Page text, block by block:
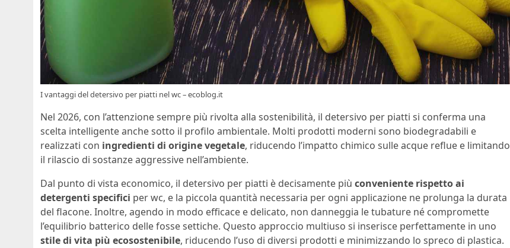
I vantaggi del detersivo per piatti nel wc – ecoblog.it
Nel 2026, con l’attenzione sempre più rivolta alla sostenibilità, il detersivo per piatti si conferma una
scelta intelligente anche sotto il profilo ambientale. Molti prodotti moderni sono biodegradabili e
realizzati con ingredienti di origine vegetale, riducendo l’impatto chimico sulle acque reflue e limitando
il rilascio di sostanze aggressive nell’ambiente.
Dal punto di vista economico, il detersivo per piatti è decisamente più conveniente rispetto ai
detergenti specifici per wc, e la piccola quantità necessaria per ogni applicazione ne prolunga la durata
del flacone. Inoltre, agendo in modo efficace e delicato, non danneggia le tubature né compromette
l’equilibrio batterico delle fosse settiche. Questo approccio multiuso si inserisce perfettamente in uno
stile di vita più ecosostenibile, riducendo l’uso di diversi prodotti e minimizzando lo spreco di plastica.